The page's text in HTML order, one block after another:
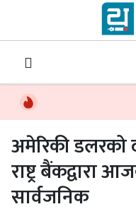
अमेरिकी डलरको
राष्ट्र बैंकद्वारा
सार्वजनिक